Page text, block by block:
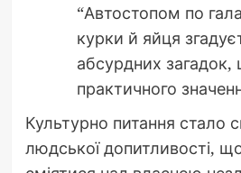
“Автостопом по
курки й яйця
абсурдних
практичного
Культурно питання стало
людської допитливості,